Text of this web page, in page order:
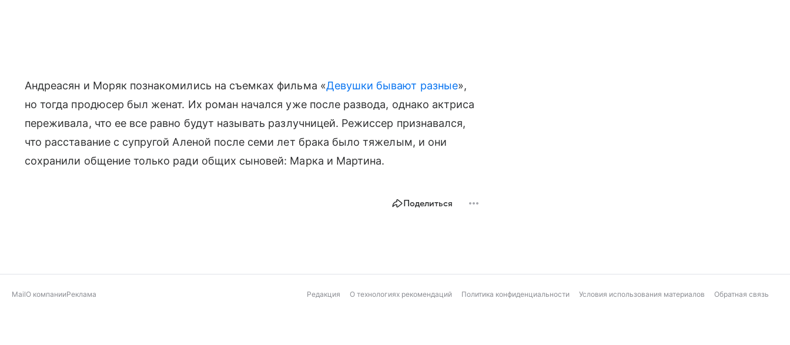
Андреасян и Моряк познакомились на съемках фильма «Девушки бывают разные»,
но тогда продюсер был женат. Их роман начался уже после развода, однако актриса
переживала, что ее все равно будут называть разлучницей. Режиссер признавался,
что расставание с супругой Аленой после семи лет брака было тяжелым, и они
сохранили общение только ради общих сыновей: Марка и Мартина.
Поделиться
MailО компанииРеклама Редакция О технологиях рекомендаций Политика конфиденциальности Условия использования материалов Обратная связь